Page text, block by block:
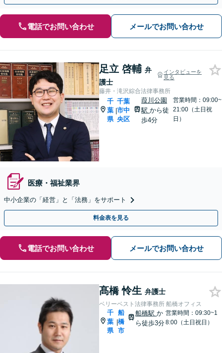
電話でお問い合わせ メールでお問い合わせ
足立 啓輔 弁
護士
インタビューを
見る
藤井・滝沢綜合法律事務所
千
葉
県
|
千葉
市中
央区
葭川公園
駅から徒
歩4分
営業時間：09:00~
21:00（土日祝
日）
医療・福祉業界
中小企業の「経営」と「法務」をサポート
料金表を見る
電話でお問い合わせ メールでお問い合わせ
髙橋 怜生 弁護士
ベリーベスト法律事務所 船橋オフィス
千
葉
県
|
船
橋
市
船橋駅か
ら徒歩3分
営業時間：09:30~1
8:00（土日祝日）